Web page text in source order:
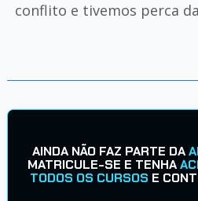
conflito e tivemos perca
AINDA NÃO FAZ PARTE DA
MATRICULE-SE E TENHA
TODOS OS CURSOS E